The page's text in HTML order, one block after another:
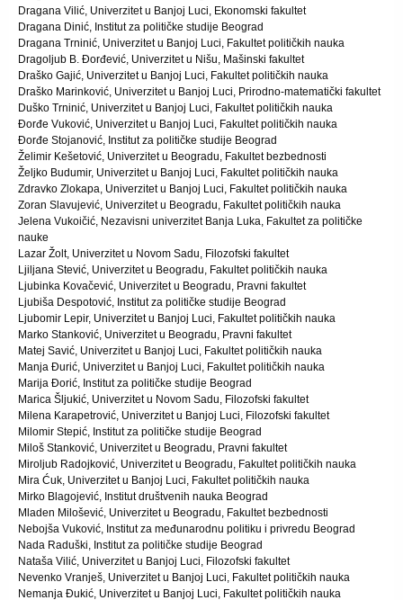
Dragana Vilić, Univerzitet u Banjoj Luci, Ekonomski fakultet
Dragana Dinić, Institut za političke studije Beograd
Dragana Trninić, Univerzitet u Banjoj Luci, Fakultet političkih nauka
Dragoljub B. Đorđević, Univerzitet u Nišu, Mašinski fakultet
Draško Gajić, Univerzitet u Banjoj Luci, Fakultet političkih nauka
Draško Marinković, Univerzitet u Banjoj Luci, Prirodno-matematički fakultet
Duško Trninić, Univerzitet u Banjoj Luci, Fakultet političkih nauka
Đorđe Vuković, Univerzitet u Banjoj Luci, Fakultet političkih nauka
Đorđe Stojanović, Institut za političke studije Beograd
Želimir Kešetović, Univerzitet u Beogradu, Fakultet bezbednosti
Željko Budumir, Univerzitet u Banjoj Luci, Fakultet političkih nauka
Zdravko Zlokapa, Univerzitet u Banjoj Luci, Fakultet političkih nauka
Zoran Slavujević, Univerzitet u Beogradu, Fakultet političkih nauka
Jelena Vukoičić, Nezavisni univerzitet Banja Luka, Fakultet za političke
nauke
Lazar Žolt, Univerzitet u Novom Sadu, Filozofski fakultet
Ljiljana Stević, Univerzitet u Beogradu, Fakultet političkih nauka
Ljubinka Kovačević, Univerzitet u Beogradu, Pravni fakultet
Ljubiša Despotović, Institut za političke studije Beograd
Ljubomir Lepir, Univerzitet u Banjoj Luci, Fakultet političkih nauka
Marko Stanković, Univerzitet u Beogradu, Pravni fakultet
Matej Savić, Univerzitet u Banjoj Luci, Fakultet političkih nauka
Manja Đurić, Univerzitet u Banjoj Luci, Fakultet političkih nauka
Marija Đorić, Institut za političke studije Beograd
Marica Šljukić, Univerzitet u Novom Sadu, Filozofski fakultet
Milena Karapetrović, Univerzitet u Banjoj Luci, Filozofski fakultet
Milomir Stepić, Institut za političke studije Beograd
Miloš Stanković, Univerzitet u Beogradu, Pravni fakultet
Miroljub Radojković, Univerzitet u Beogradu, Fakultet političkih nauka
Mira Ćuk, Univerzitet u Banjoj Luci, Fakultet političkih nauka
Mirko Blagojević, Institut društvenih nauka Beograd
Mladen Milošević, Univerzitet u Beogradu, Fakultet bezbednosti
Nebojša Vuković, Institut za međunarodnu politiku i privredu Beograd
Nada Raduški, Institut za političke studije Beograd
Nataša Vilić, Univerzitet u Banjoj Luci, Filozofski fakultet
Nevenko Vranješ, Univerzitet u Banjoj Luci, Fakultet političkih nauka
Nemanja Đukić, Univerzitet u Banjoj Luci, Fakultet političkih nauka